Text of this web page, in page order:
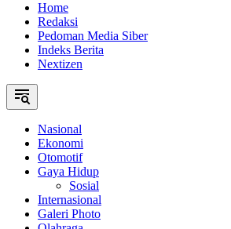
Home
Redaksi
Pedoman Media Siber
Indeks Berita
Nextizen
Nasional
Ekonomi
Otomotif
Gaya Hidup
Sosial
Internasional
Galeri Photo